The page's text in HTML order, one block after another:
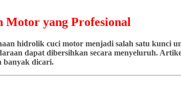
Motor yang Profesional
hidrolik cuci motor menjadi salah satu
dapat dibersihkan secara menyeluruh.
banyak dicari.